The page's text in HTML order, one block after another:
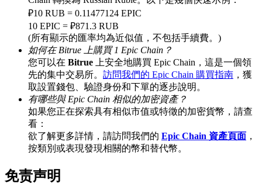
BTC 專享獎勵
充值並交易BTC瓜分 25,000 USDT 獎池！
充值CASHCAT & 赢取
瓜分 500000 CASHCAT 獎池
₽10 RUB = 0.11477124 EPIC
10 EPIC = ₽871.3 RUB
(所有顯示的匯率均為近似值，不包括手續費。)
如何在 Bitrue 上購買 1 Epic Chain？
您可以在 Bitrue 上安全地購買 Epic Chain，這是一個領
先的集中交易所。 訪問我們的 Epic Chain 購買指南 ，獲
取設置錢包、驗證身份和下單的逐步說明。
有哪些與 Epic Chain 相似的加密資產？
如果您正在探索具有相似市值或特徵的加密貨幣，請查
看：
欲了解更多詳情，請訪問我們的 Epic Chain 資產頁面 ，
按類別或表現發現相關的幣和替代幣。
免责声明